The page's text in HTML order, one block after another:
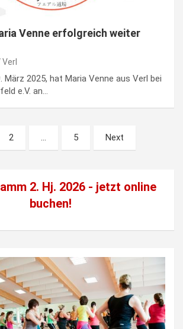
Venne erfolgreich weiter
Verl
März 2025, hat Maria Venne aus Verl bei
e.V. an…
2 … 5 Next
2. Hj. 2026 - jetzt online
buchen!